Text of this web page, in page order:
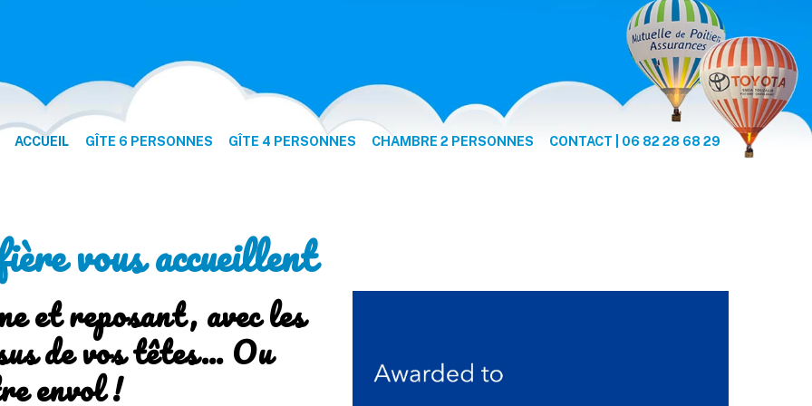
ACCUEIL GÎTE 6 PERSONNES GÎTE 4 PERSONNES CHAMBRE 2 PERSONNES CONTACT | 06 82 28 68 29
vous accueillent
et reposant, avec les
de vos têtes… Ou
envol !